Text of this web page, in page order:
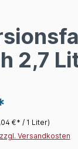
2,7
€* / 1 Liter)
Versandkosten